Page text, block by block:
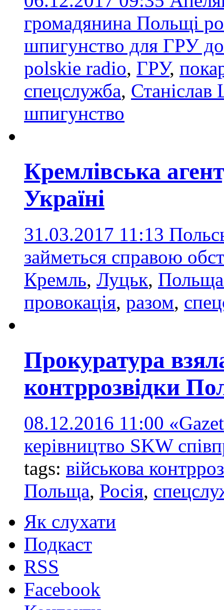
громадянина Польщі
шпигунство для ГРУ
polskie radio, ГРУ,
спецслужба,
шпигунство
Кремлівська
Україні
31.03.2017 11:13
займеться справою
Кремль, Луцьк,
провокація, разом,
Прокуратура
контррозвідки
08.12.2016 11:00
керівництво SKW
tags: військова
Польща, Росія,
Як слухати
Подкаст
RSS
Facebook